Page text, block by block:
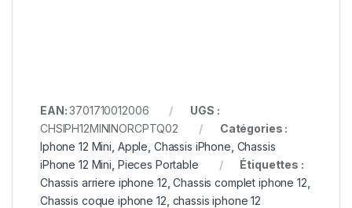
EAN:3701710012006
UGS :
CHSIPH12MININORCPTQ02
Catégories :
Iphone 12 Mini Apple Chassis iPhone Chassis
iPhone 12 Mini Pieces Portable
Étiquettes :
Chassis arriere iphone 12 ,Chassis complet iphone 12
Chassis coque iphone 12 chassis iphone 12